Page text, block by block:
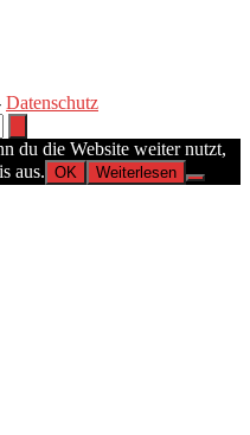
Datenschutz
du die Website weiter nutzt,
aus. OK Weiterlesen